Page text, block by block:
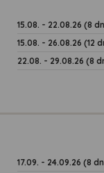
15.08. - 22.08.26 (8
15.08. - 26.08.26 (12
22.08. - 29.08.26 (8
17.09. - 24.09.26 (8